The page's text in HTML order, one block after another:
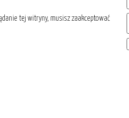
tej witryny, musisz zaakceptować